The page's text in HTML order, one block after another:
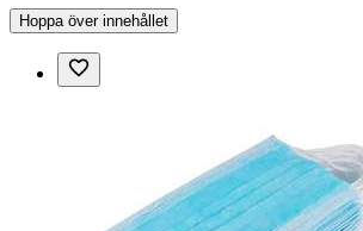
Hoppa över innehållet